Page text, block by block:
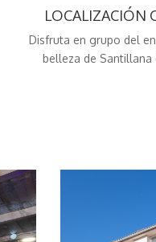
LOCALIZACIÓN
Disfruta en grupo del
belleza de Santillana